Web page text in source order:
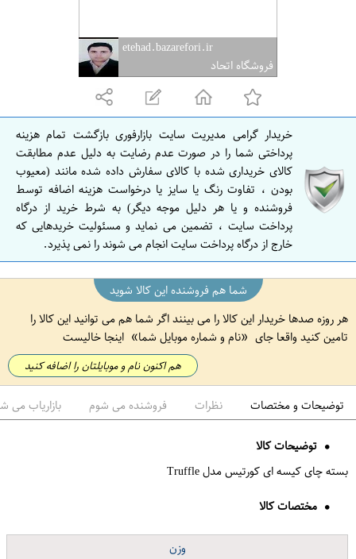
ص
ف
ه
ا
ص
ف
ه
ا
ن
etehad.bazarefori.ir
فروشگاه اتحاد
خریدار گرامی مدیریت سایت بازارفوری بازگشت تمام هزینه
پرداختی شما را در صورت عدم رضایت به دلیل عدم مطابقت
کالای خریداری شده با کالای سفارش داده شده مانند (معیوب
بودن ، تفاوت رنگ یا سایز یا درخواست هزینه اضافه توسط
فروشنده و یا هر دلیل موجه دیگر) به شرط خرید از درگاه
پرداخت سایت ، تضمین می نماید و مسئولیت خریدهایی که
خارج از درگاه پرداخت سایت انجام می شوند را نمی پذیرد.
شما هم فروشنده این کالا شوید
هر روزه صدها خریدار این کالا را می بینند اگر شما هم می توانید این کالا را
تامین کنید واقعا جای
نام و شماره موبایل شما اینجا خالیست
هم اکنون نام و موبایلتان را اضافه کنید
توضیحات و مختصات نظرات فروشنده می شوم بازاریاب می
توضیحات کالا
بسته چای کیسه ای کورتیس مدل Truffle
مختصات کالا
وزن